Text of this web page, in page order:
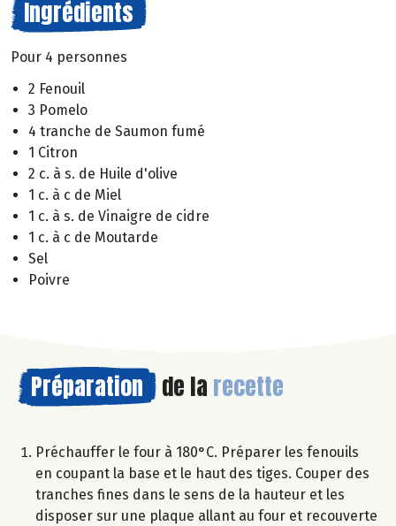
Ingrédients
Pour 4 personnes
2 Fenouil
3 Pomelo
4 tranche de Saumon fumé
1 Citron
2 c. à s. de Huile d'olive
1 c. à c de Miel
1 c. à s. de Vinaigre de cidre
1 c. à c de Moutarde
Sel
Poivre
Préparation de la recette
Préchauffer le four à 180°C. Préparer les fenouils
en coupant la base et le haut des tiges. Couper des
tranches fines dans le sens de la hauteur et les
disposer sur une plaque allant au four et recouverte